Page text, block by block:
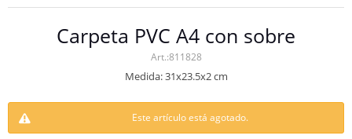
Carpeta PVC A4 con sobre
811828
Medida: 31x23.5x2 cm
Este artículo está agotado.